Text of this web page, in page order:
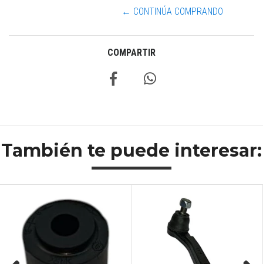
← CONTINÚA COMPRANDO
COMPARTIR
También te puede interesar: